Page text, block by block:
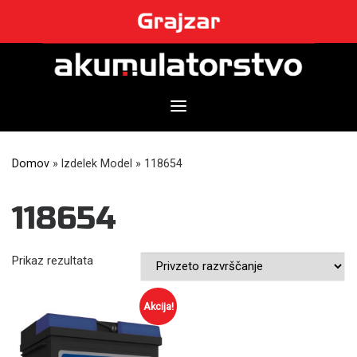
content
Domov » Izdelek Model » 118654
118654
Prikaz rezultata
Akcija!